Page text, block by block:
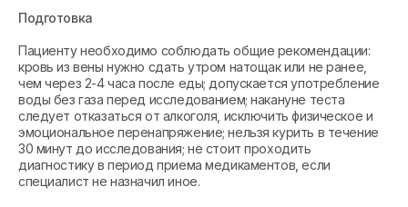
Подготовка
Пациенту необходимо соблюдать общие рекомендации:
кровь из вены нужно сдать утром натощак или не ранее,
чем через 2-4 часа после еды; допускается употребление
воды без газа перед исследованием; накануне теста
следует отказаться от алкоголя, исключить физическое и
эмоциональное перенапряжение; нельзя курить в течение
30 минут до исследования; не стоит проходить
диагностику в период приема медикаментов, если
специалист не назначил иное.